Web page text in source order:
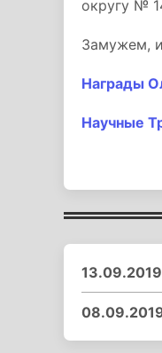
округу №
Замужем,
Награды
Научные
13.09.2019